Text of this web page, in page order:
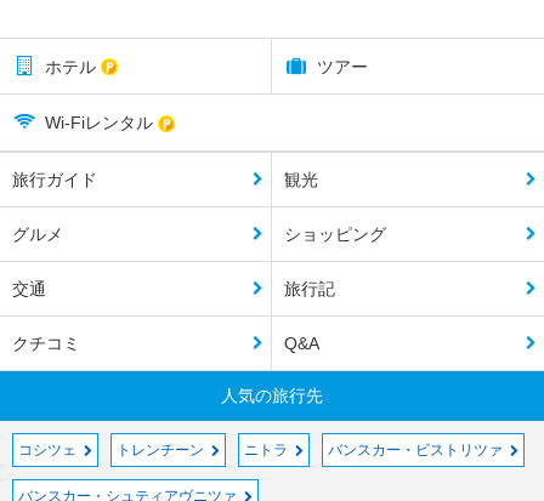
ホテル ツアー
Wi-Fiレンタル
旅行ガイド 観光
グルメ ショッピング
交通 旅行記
クチコミ Q&A
人気の旅行先
コシツェ トレンチーン ニトラ バンスカー・ビストリツァ
バンスカー・シュティアヴニツァ